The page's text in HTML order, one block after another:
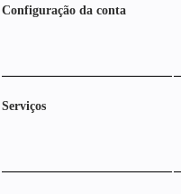
Configuração da conta
Serviços